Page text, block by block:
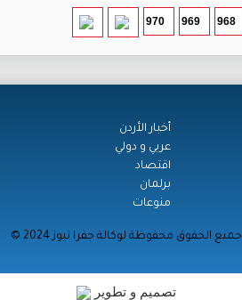
968
969
970
أخبار الأردن
عربي و دولي
اقتصاد
برلمان
منوعات
© جميع الحقوق محفوظة لوكالة جفرا نيوز 2024
تصميم و تطوير